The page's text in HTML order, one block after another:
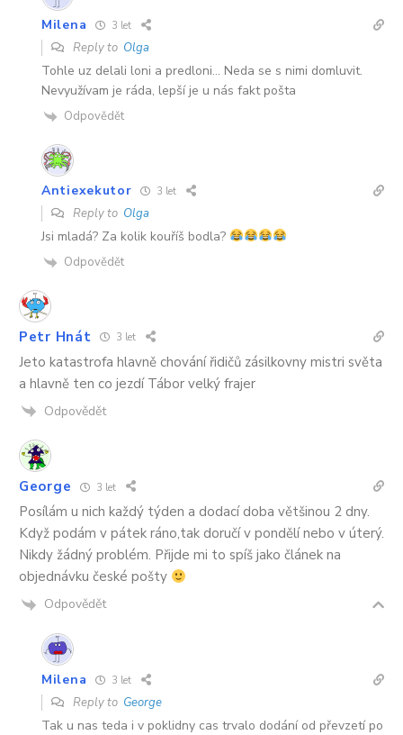
Milena 3 let
Reply to Olga
Tohle uz delali loni a predloni… Neda se s nimi domluvit.
Nevyužívam je ráda, lepší je u nás fakt pošta
Odpovědět
Antiexekutor 3 let
Reply to Olga
Jsi mladá? Za kolik kouříš bodla?
Odpovědět
Petr Hnát 3 let
Jeto katastrofa hlavně chování řidičů zásilkovny mistri světa
a hlavně ten co jezdí Tábor velký frajer
Odpovědět
George 3 let
Posílám u nich každý týden a dodací doba většinou 2 dny.
Když podám v pátek ráno,tak doručí v pondělí nebo v úterý.
Nikdy žádný problém. Přijde mi to spíš jako článek na
objednávku české pošty
Odpovědět
Milena 3 let
Reply to George
Tak u nas teda i v poklidny cas trvalo dodání od převzetí po